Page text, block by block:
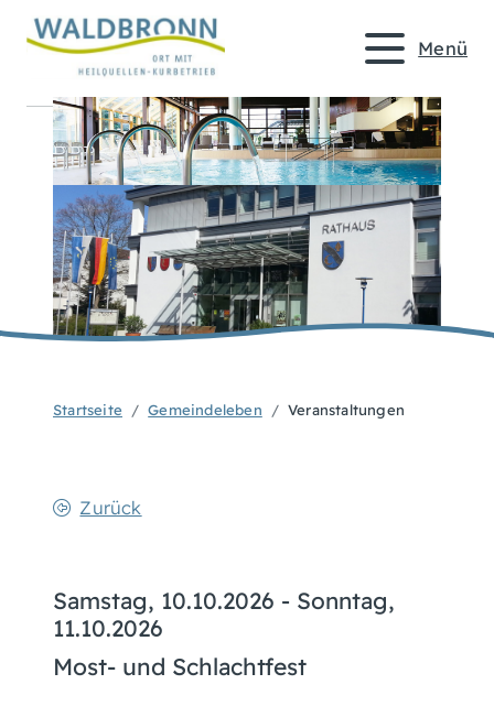
Menü
Startseite Gemeindeleben Veranstaltungen
Zurück
Samstag, 10.10.2026 - Sonntag,
11.10.2026
Most- und Schlachtfest